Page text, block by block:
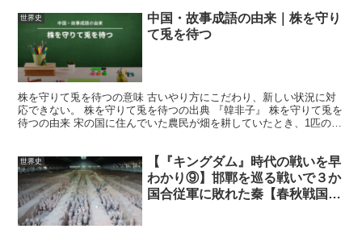
世界史
中国・故事成語の由来｜株を守り
て兎を待つ
株を守りて兎を待つの意味 古いやり方にこだわり、新しい状況に対
応できない。 株を守りて兎を待つの出典 『韓非子』 株を守りて兎を
待つの由来 宋の国に住んでいた農民が畑を耕していたとき、1匹の兎
世界史
【『キングダム』時代の戦いを早
わかり⑨】邯鄲を巡る戦いで３か
国合従軍に敗れた秦【春秋戦国時